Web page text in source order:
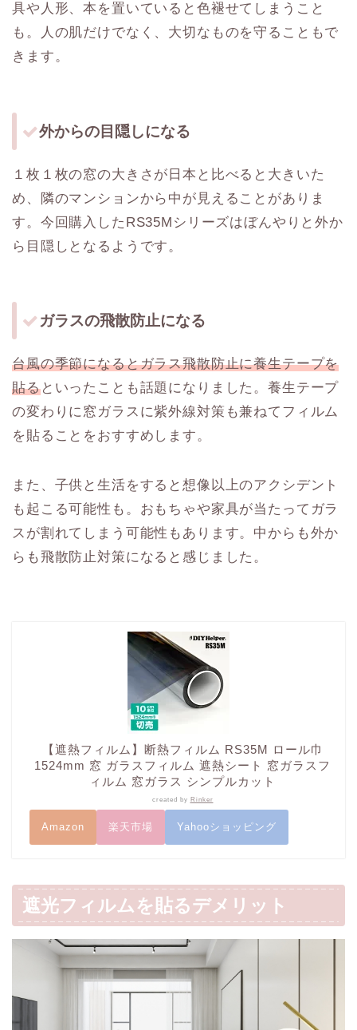
具や人形、本を置いていると色褪せてしまうこと
も。人の肌だけでなく、大切なものを守ることもで
きます。
外からの目隠しになる
１枚１枚の窓の大きさが日本と比べると大きいた
め、隣のマンションから中が見えることがありま
す。今回購入したRS35Mシリーズはぼんやりと外か
ら目隠しとなるようです。
ガラスの飛散防止になる
台風の季節になるとガラス飛散防止に養生テープを
貼るといったことも話題になりました。養生テープ
の変わりに窓ガラスに紫外線対策も兼ねてフィルム
を貼ることをおすすめします。
また、子供と生活をすると想像以上のアクシデント
も起こる可能性も。おもちゃや家具が当たってガラ
スが割れてしまう可能性もあります。中からも外か
らも飛散防止対策になると感じました。
【遮熱フィルム】断熱フィルム RS35M ロール巾
1524mm 窓 ガラスフィルム 遮熱シート 窓ガラスフ
ィルム 窓ガラス シンプルカット
created by Rinker
Amazon 楽天市場 Yahooショッピング
遮光フィルムを貼るデメリット